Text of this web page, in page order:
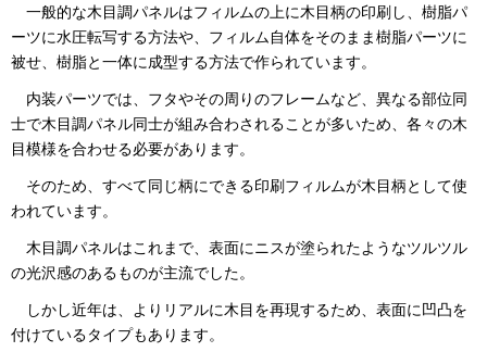
一般的な木目調パネルはフィルムの上に木目柄の印刷し、樹脂パ
ーツに水圧転写する方法や、フィルム自体をそのまま樹脂パーツに
被せ、樹脂と一体に成型する方法で作られています。
内装パーツでは、フタやその周りのフレームなど、異なる部位同
士で木目調パネル同士が組み合わされることが多いため、各々の木
目模様を合わせる必要があります。
そのため、すべて同じ柄にできる印刷フィルムが木目柄として使
われています。
木目調パネルはこれまで、表面にニスが塗られたようなツルツル
の光沢感のあるものが主流でした。
しかし近年は、よりリアルに木目を再現するため、表面に凹凸を
付けているタイプもあります。